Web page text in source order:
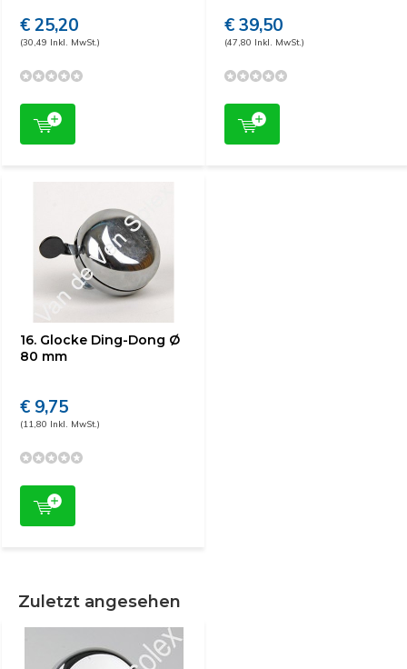
€ 25,20
(30,49 Inkl. MwSt.)
€ 39,50
(47,80 Inkl. MwSt.)
16. Glocke Ding-Dong Ø
80 mm
€ 9,75
(11,80 Inkl. MwSt.)
Zuletzt angesehen